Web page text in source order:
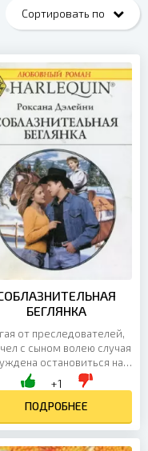
БЕГЛЯНКА
от преследователей,
с сыном волею случая
остановиться на
Лукаса Каллахана —
и неприветливого
Благодаря...
+1
ПОДРОБНЕЕ